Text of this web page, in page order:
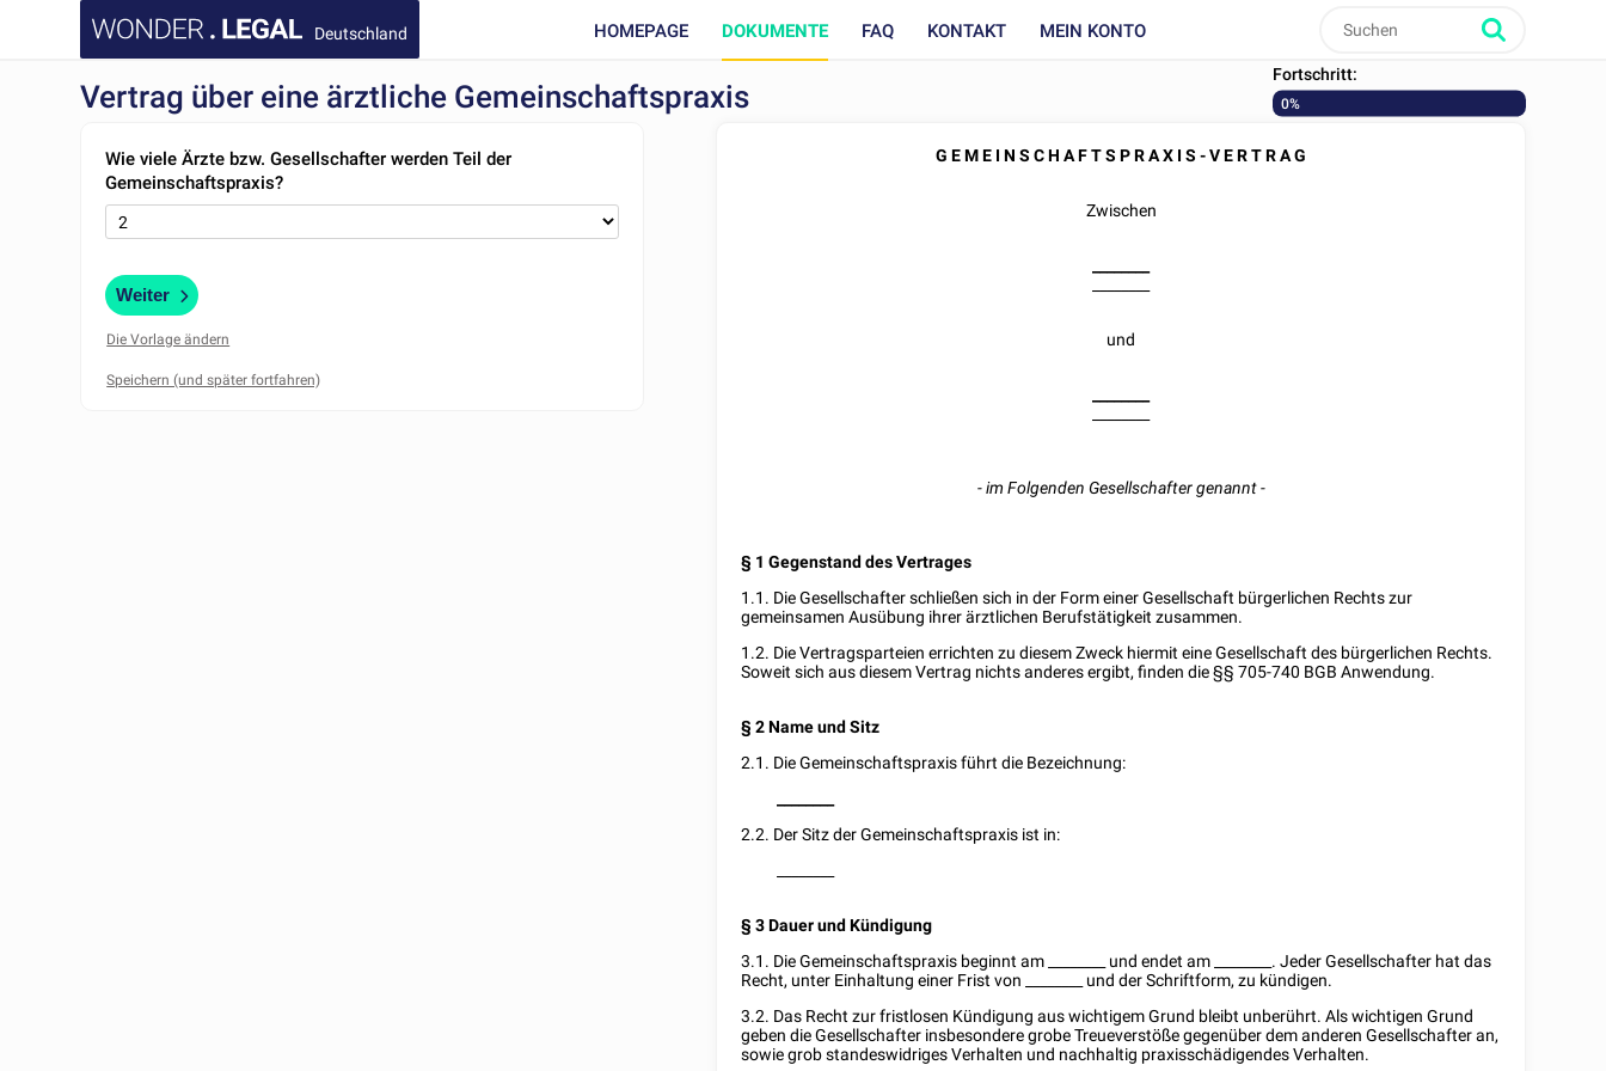
Deutschland HOMEPAGE DOKUMENTE FAQ KONTAKT MEIN KONTO
Vertrag über eine ärztliche Gemeinschaftspraxis
Fortschritt:
0%
Wie viele Ärzte bzw. Gesellschafter werden Teil der
Gemeinschaftspraxis?
Weiter
Die Vorlage ändern
G E M E I N S C H A F T S P R A X I S - V E R T R A G
Zwischen
und
- im Folgenden Gesellschafter genannt -
§ 1 Gegenstand des Vertrages
1.1. Die Gesellschafter schließen sich in der Form einer Gesellschaft bürgerlichen Rechts zur
gemeinsamen Ausübung ihrer ärztlichen Berufstätigkeit zusammen.
1.2. Die Vertragsparteien errichten zu diesem Zweck hiermit eine Gesellschaft des bürgerlichen Rechts.
Soweit sich aus diesem Vertrag nichts anderes ergibt, finden die §§ 705-740 BGB Anwendung.
§ 2 Name und Sitz
2.1. Die Gemeinschaftspraxis führt die Bezeichnung:
2.2. Der Sitz der Gemeinschaftspraxis ist in:
§ 3 Dauer und Kündigung
3.1. Die Gemeinschaftspraxis beginnt am
und endet am
. Jeder Gesellschafter hat das
Recht, unter Einhaltung einer Frist von
und der Schriftform, zu kündigen.
3.2. Das Recht zur fristlosen Kündigung aus wichtigem Grund bleibt unberührt. Als wichtigen Grund
geben die Gesellschafter insbesondere grobe Treueverstöße gegenüber dem anderen Gesellschafter an,
sowie grob standeswidriges Verhalten und nachhaltig praxisschädigendes Verhalten.